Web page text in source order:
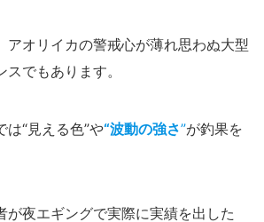
アオリイカの警戒心が薄れ思わぬ大型
でもあります。
は“見える色”や“波動の強さ”が釣果を
が夜エギングで実際に実績を出した